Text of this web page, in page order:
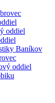
oddiel
Baníkov
oddiel